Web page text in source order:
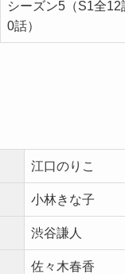
シーズン5（S1全
0話）
江口のりこ
小林きな子
渋谷謙人
佐々木春香